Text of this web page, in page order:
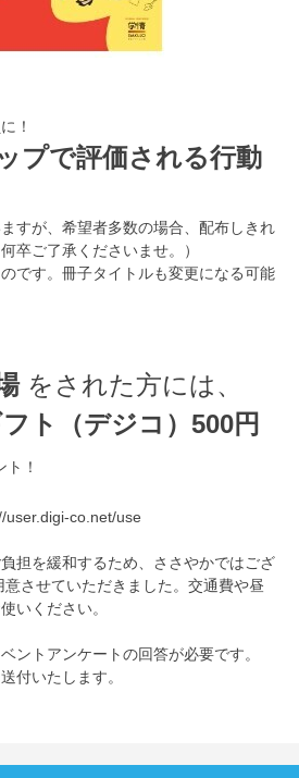
！
プで評価される行動
すが、希望者多数の場合、配布しきれ
卒ご了承くださいませ。）
です。冊子タイトルも変更になる可能
をされた方には、
ト（デジコ）500円
！
user.digi-co.net/use
担を緩和するため、ささやかではござ
させていただきました。交通費や昼
いください。
ントアンケートの回答が必要です。
付いたします。